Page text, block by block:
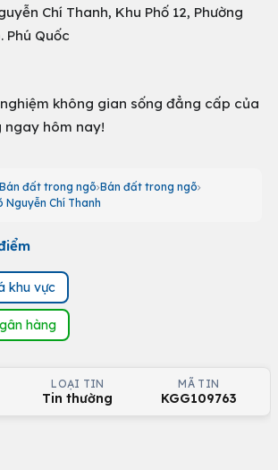
Chí Thanh, Khu Phố 12, Phường
Phú Quốc
không gian sống đẳng cấp của
ngay hôm nay!
Bán đất trong ngõ Bán đất trong ngõ
Chí Thanh
khu vực
hàng
LOẠI TIN
Tin thường
MÃ TIN
KGG109763